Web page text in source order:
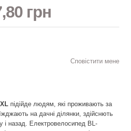
грн
Сповістити мене
підійде людям, які проживають за
на дачні ділянки, здійснють
і назад. Електровелосипед BL-